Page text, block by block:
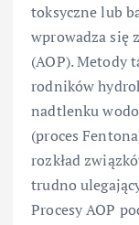
toksyczne lub
wprowadza się
(AOP). Metody
rodników
nadtlenku
(proces
rozkład
trudno
Procesy AOP